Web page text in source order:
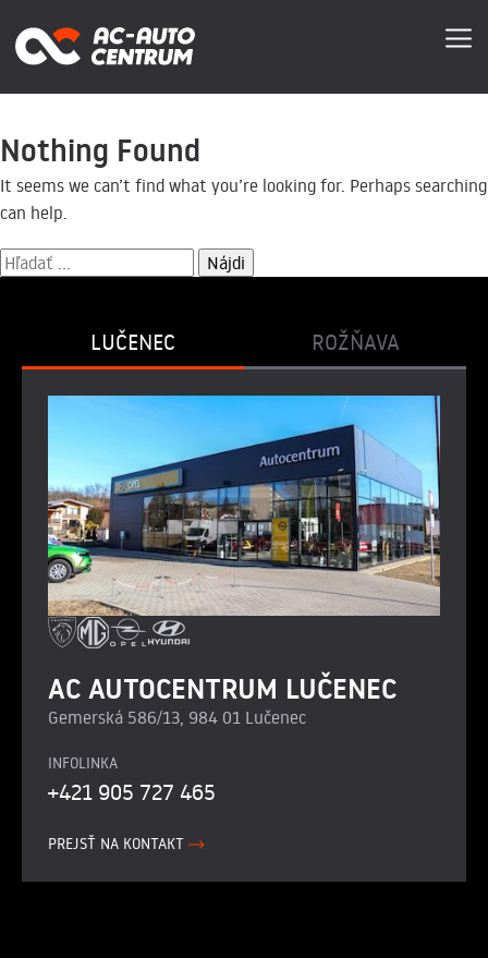
Nothing Found
It seems we can’t find what you’re looking for. Perhaps searching
can help.
LUČENEC ROŽŇAVA
AC AUTOCENTRUM LUČENEC
Gemerská 586/13, 984 01 Lučenec
INFOLINKA
+421 905 727 465
PREJSŤ NA KONTAKT